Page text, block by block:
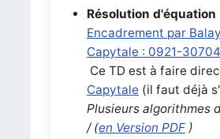
Résolution d'équation
Encadrement par
Capytale : 0921-
Ce TD est à faire
Capytale (il faut déjà
Plusieurs algorithmes
/ (en Version PDF)